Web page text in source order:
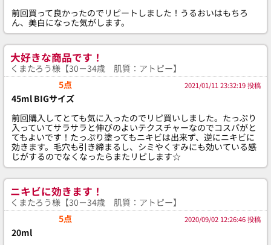
前回買って良かったのでリピートしました！うるおいはもちろ
ん、美白になった気がします。
大好きな商品です！
くまたろう様【30－34歳 肌質：アトピー】
5点
2021/01/11 23:32:19 投稿
45ml BIGサイズ
前回購入してとても気に入ったのでリピ買いしました。たっぷり
入っていてサラサラと伸びのよいテクスチャーなのでコスパがと
てもよいです！たっぷり塗ってもニキビは出来ず、逆にニキビに
効きます。毛穴も引き締まるし、シミやくすみにも効いている感
じがするのでなくなったらまたリピします☆
ニキビに効きます！
くまたろう様【30－34歳 肌質：アトピー】
5点
2020/09/02 12:26:46 投稿
20ml